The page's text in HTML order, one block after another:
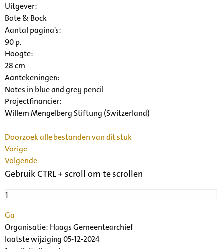
Uitgever:
Bote & Bock
Aantal pagina's:
90 p.
Hoogte:
28 cm
Aantekeningen:
Notes in blue and grey pencil
Projectfinancier:
Willem Mengelberg Stiftung (Switzerland)
Doorzoek alle bestanden van dit stuk
Vorige
Volgende
Gebruik CTRL + scroll om te scrollen
Ga
Organisatie: Haags Gemeentearchief
laatste wijziging 05-12-2024